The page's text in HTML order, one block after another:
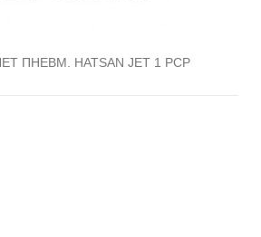
ПНЕВМ. HATSAN JET 1 PCP